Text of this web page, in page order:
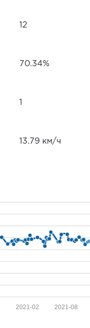
12
70.34%
13.79 км/ч
2021-08
2021-02